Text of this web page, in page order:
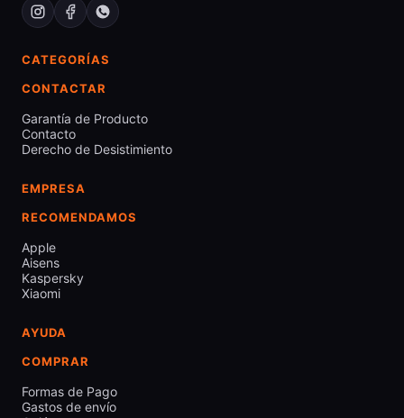
CATEGORÍAS
CONTACTAR
Garantía de Producto
Contacto
Derecho de Desistimiento
EMPRESA
RECOMENDAMOS
Apple
Aisens
Kaspersky
Xiaomi
AYUDA
COMPRAR
Formas de Pago
Gastos de envío